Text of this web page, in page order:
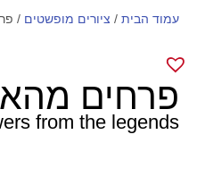
עמוד הבית / ציורים מופשטים /
פרחים
from the legends